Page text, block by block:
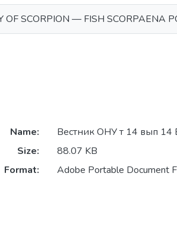
OF SCORPION — FISH SCORPAENA
Name:
Вестник ОНУ т 14 вып 14
Size:
88.07 KB
Format:
Adobe Portable Document